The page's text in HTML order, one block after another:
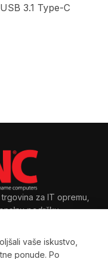
vaše iskustvo,
ponude. Po
3.1 Type-C
za IT opremu,
podršku.